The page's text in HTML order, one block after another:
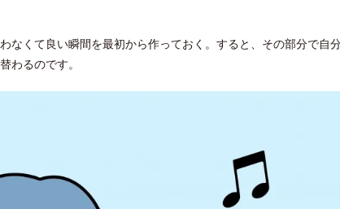
なくて良い瞬間を最初から作っておく。すると、その部分で自
わるのです。